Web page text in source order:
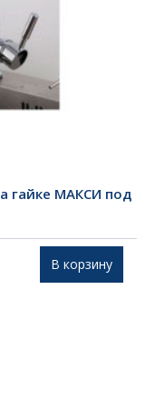
гайке МАКСИ под
В корзину